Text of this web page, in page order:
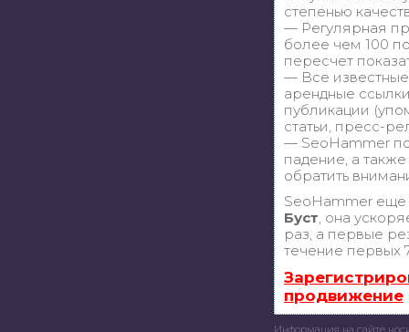
степенью
— Регулярная
более чем 100
пересчет
— Все
арендные
публикации
статьи, пресс-
— SeoHammer
падение, а
обратить
SeoHammer еще
Буст , она
раз, а первые
течение первых
продвижение
Информация на сайте